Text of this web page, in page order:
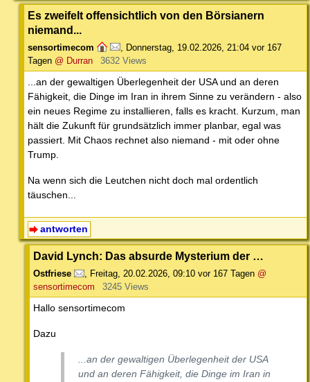
Es zweifelt offensichtlich von den Börsianern
niemand...
sensortimecom Donnerstag, 19.02.2026, 21:04 vor 167
Tagen @ Durran 3632 Views
...an der gewaltigen Überlegenheit der USA und an deren
Fähigkeit, die Dinge im Iran in ihrem Sinne zu verändern - also
ein neues Regime zu installieren, falls es kracht. Kurzum, man
hält die Zukunft für grundsätzlich immer planbar, egal was
passiert. Mit Chaos rechnet also niemand - mit oder ohne
Trump.
Na wenn sich die Leutchen nicht doch mal ordentlich
täuschen...
antworten
David Lynch: Das absurde Mysterium der …
Ostfriese , Freitag, 20.02.2026, 09:10 vor 167 Tagen @
sensortimecom
3245 Views
Hallo sensortimecom
Dazu
...an der gewaltigen Überlegenheit der USA
und an deren Fähigkeit, die Dinge im Iran in